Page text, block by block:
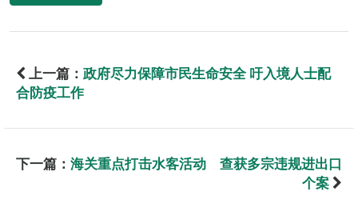
上一篇： 政府尽力保障市民生命安全 吁入境人士配
合防疫工作
下一篇： 海关重点打击水客活动 查获多宗违规进出口
个案